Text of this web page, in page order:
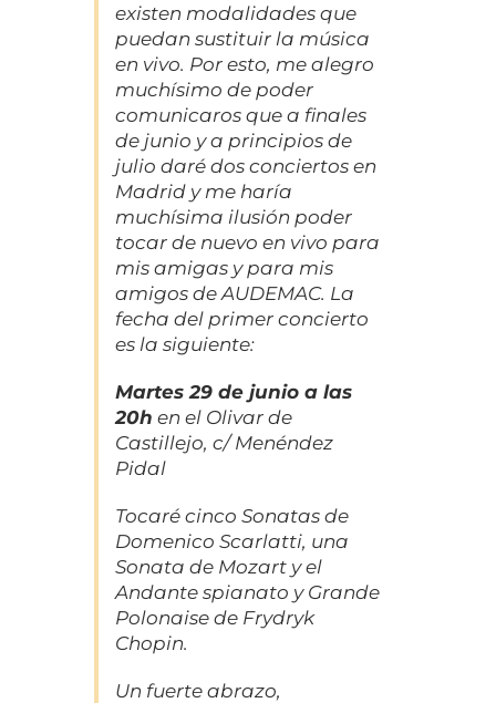
existen modalidades que
puedan sustituir la música
en vivo. Por esto, me alegro
muchísimo de poder
comunicaros que a finales
de junio y a principios de
julio daré dos conciertos en
Madrid y me haría
muchísima ilusión poder
tocar de nuevo en vivo para
mis amigas y para mis
amigos de AUDEMAC. La
fecha del primer concierto
es la siguiente:
Martes 29 de junio a las
20h en el Olivar de
Castillejo, c/ Menéndez
Pidal
Tocaré cinco Sonatas de
Domenico Scarlatti, una
Sonata de Mozart y el
Andante spianato y Grande
Polonaise de Frydryk
Chopin.
Un fuerte abrazo,